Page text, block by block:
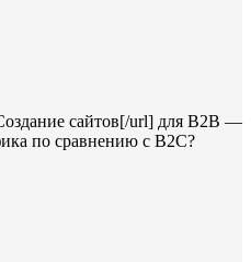
сайтов[/url] для B2B —
по сравнению с B2C?